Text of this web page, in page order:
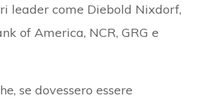
leader come Diebold Nixdorf,
of America, NCR, GRG e
se dovessero essere